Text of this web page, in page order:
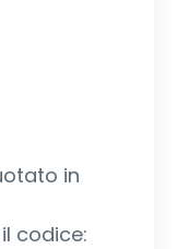
in
codice: